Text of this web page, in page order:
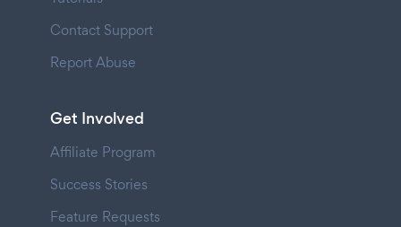
Contact Support
Report Abuse
Get Involved
Affiliate Program
Success Stories
Feature Requests